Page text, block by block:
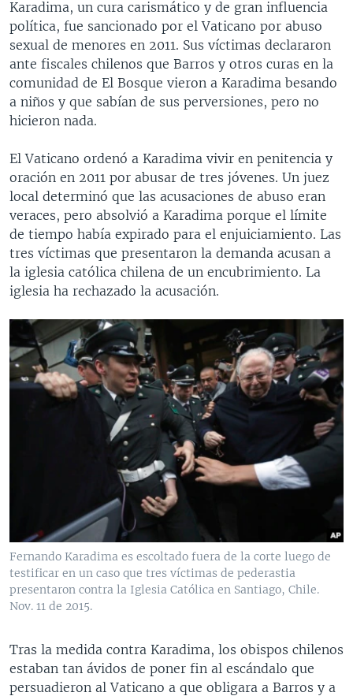
Karadima, un cura carismático y de gran influencia
política, fue sancionado por el Vaticano por abuso
sexual de menores en 2011. Sus víctimas declararon
ante fiscales chilenos que Barros y otros curas en la
comunidad de El Bosque vieron a Karadima besando
a niños y que sabían de sus perversiones, pero no
hicieron nada.
El Vaticano ordenó a Karadima vivir en penitencia y
oración en 2011 por abusar de tres jóvenes. Un juez
local determinó que las acusaciones de abuso eran
veraces, pero absolvió a Karadima porque el límite
de tiempo había expirado para el enjuiciamiento. Las
tres víctimas que presentaron la demanda acusan a
la iglesia católica chilena de un encubrimiento. La
iglesia ha rechazado la acusación.
Fernando Karadima es escoltado fuera de la corte luego de
testificar en un caso que tres víctimas de pederastia
presentaron contra la Iglesia Católica en Santiago, Chile.
Nov. 11 de 2015.
Tras la medida contra Karadima, los obispos chilenos
estaban tan ávidos de poner fin al escándalo que
persuadieron al Vaticano a que obligara a Barros y a